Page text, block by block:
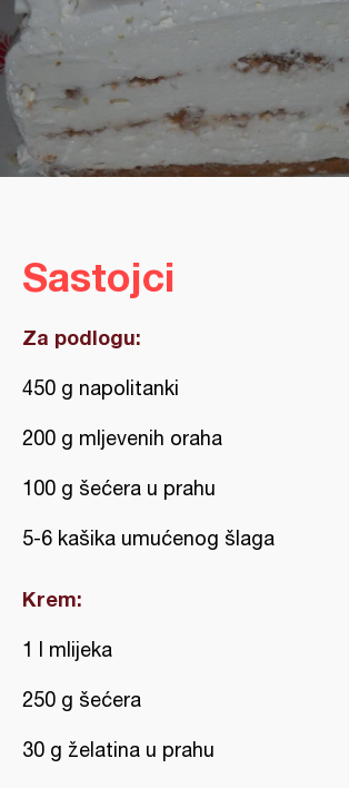
Sastojci
Za podlogu:
450 g napolitanki
200 g mljevenih oraha
100 g šećera u prahu
5-6 kašika umućenog šlaga
Krem:
1 l mlijeka
250 g šećera
30 g želatina u prahu